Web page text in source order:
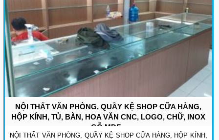
NỘI THẤT VĂN PHÒNG, QUẦY KỆ SHOP CỮA HÀNG,
HỘP KÍNH, TỦ, BÀN, HOA VĂN CNC, LOGO, CHỮ, INOX
GỖ MDF...
NỘI THẤT VĂN PHÒNG, QUẦY KỆ SHOP CỮA HÀNG, HỘP KÍNH,